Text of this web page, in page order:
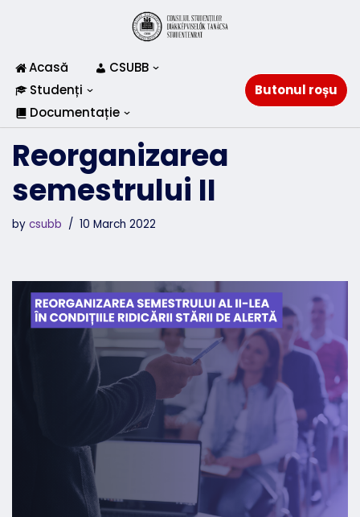
to
content
Acasă
CSUBB
Studenți
Documentație
Butonul roșu
Reorganizarea
semestrului II
by csubb 10 March 2022